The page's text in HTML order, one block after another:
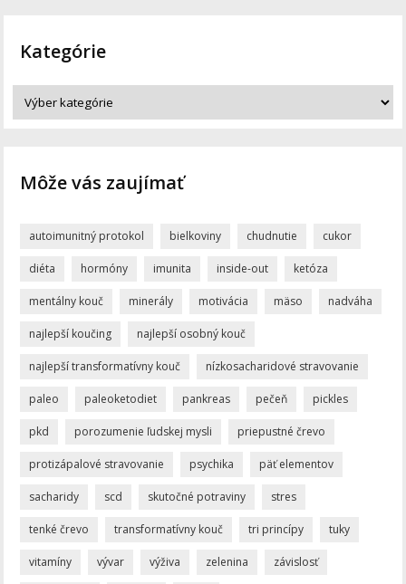
Kategórie
Môže vás zaujímať
autoimunitný protokol bielkoviny chudnutie cukor
diéta hormóny imunita inside-out ketóza
mentálny kouč minerály motivácia mäso nadváha
najlepší koučing najlepší osobný kouč
najlepší transformatívny kouč nízkosacharidové stravovanie
paleo paleoketodiet pankreas pečeň pickles
pkd porozumenie ľudskej mysli priepustné črevo
protizápalové stravovanie psychika päť elementov
sacharidy scd skutočné potraviny stres
tenké črevo transformatívny kouč tri princípy tuky
vitamíny vývar výživa zelenina závislosť